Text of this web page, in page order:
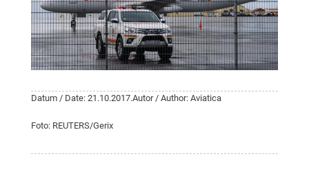
for:
Datum / Date: 21.10.2017.Autor / Author: Aviatica
Foto: REUTERS/Gerix